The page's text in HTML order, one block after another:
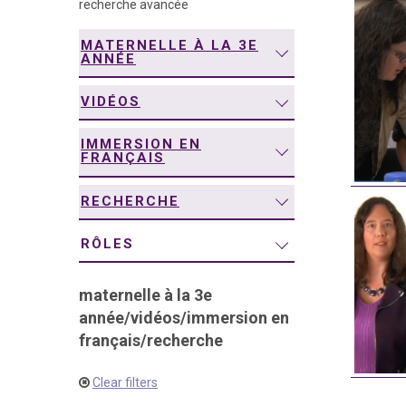
recherche avancée
MATERNELLE À LA 3E
ANNÉE
VIDÉOS
IMMERSION EN
FRANÇAIS
RECHERCHE
RÔLES
maternelle à la 3e
année/vidéos/immersion en
français/recherche
Clear filters